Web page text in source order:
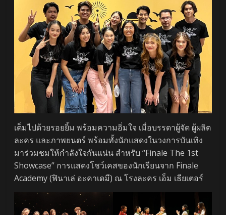
เต็มไปด้วยรอยยิ้ม พร้อมความอิ่มใจ เมื่อบรรดาผู้จัด ผู้ผลิต
ละคร และภาพยนตร์ พร้อมทั้งนักแสดงในวงการบันเทิง
มาร่วมชมให้กำลังใจกันแน่น สำหรับ “Finale The 1st
Showcase” การแสดงโชว์เคสของนักเรียนจาก Finale
Academy (ฟินาเล่ อะคาเดมี) ณ โรงละคร เอ็ม เธียเตอร์